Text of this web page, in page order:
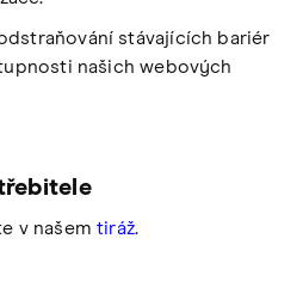
stávajících bariér
našich webových
v našemtiráž.